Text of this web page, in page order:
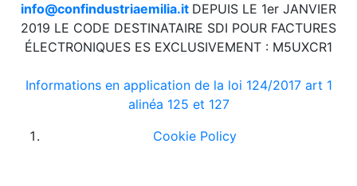
info@confindustriaemilia.it DEPUIS LE 1er JANVIER
2019 LE CODE DESTINATAIRE SDI POUR FACTURES
ÉLECTRONIQUES ES EXCLUSIVEMENT : M5UXCR1
Informations en application de la loi 124/2017 art 1
alinéa 125 et 127
Cookie Policy